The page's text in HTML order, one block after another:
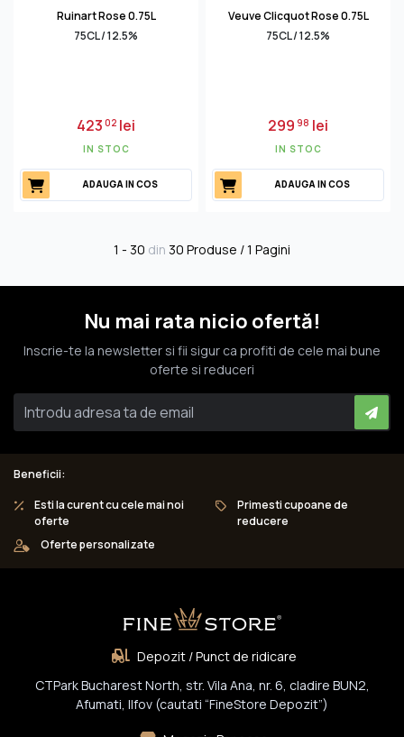
Ruinart Rose 0.75L
75CL / 12.5%
42302 lei
IN STOC
ADAUGA IN COS
Veuve Clicquot Rose 0.75L
75CL / 12.5%
29998 lei
IN STOC
ADAUGA IN COS
1 - 30 din 30 Produse / 1 Pagini
Nu mai rata nicio ofertă!
Inscrie-te la newsletter si fii sigur ca profiti de cele mai bune
oferte si reduceri
Beneficii:
Esti la curent cu cele mai noi
oferte
Primesti cupoane de
reducere
Oferte personalizate
Depozit / Punct de ridicare
CTPark Bucharest North, str. Vila Ana, nr. 6, cladire BUN2,
Afumati, Ilfov (cautati “FineStore Depozit”)